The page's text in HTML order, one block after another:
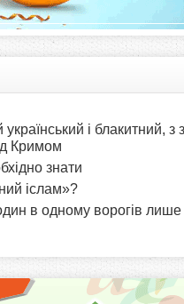
і блакитний, з
Кримом
знати
іслам»?
в одному ворогів лише